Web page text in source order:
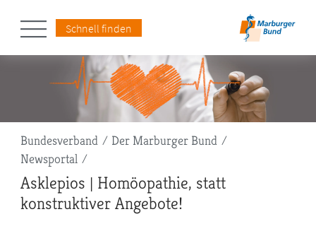
Schnell finden
Pfadnavigation
Bundesverband
Der Marburger Bund
Newsportal
Asklepios | Homöopathie, statt
konstruktiver Angebote!